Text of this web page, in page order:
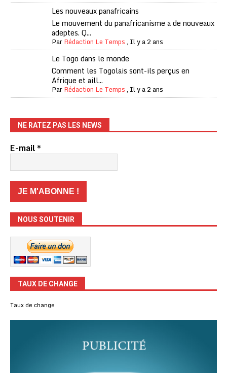
Les nouveaux panafricains
Le mouvement du panafricanisme a de nouveaux
adeptes. Q...
ParRédaction Le Temps, Il y a 2 ans
Le Togo dans le monde
Comment les Togolais sont-ils perçus en
Afrique et aill...
ParRédaction Le Temps, Il y a 2 ans
NE RATEZ PAS LES NEWS
E-mail*
NOUS SOUTENIR
TAUX DE CHANGE
Taux de change